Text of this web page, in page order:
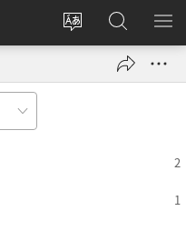
사이트
변경
로그인
(새로운
열기)
JW.ORG
검색
메